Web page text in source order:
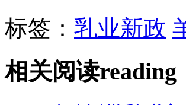
标签： 乳业新政
相关阅读reading